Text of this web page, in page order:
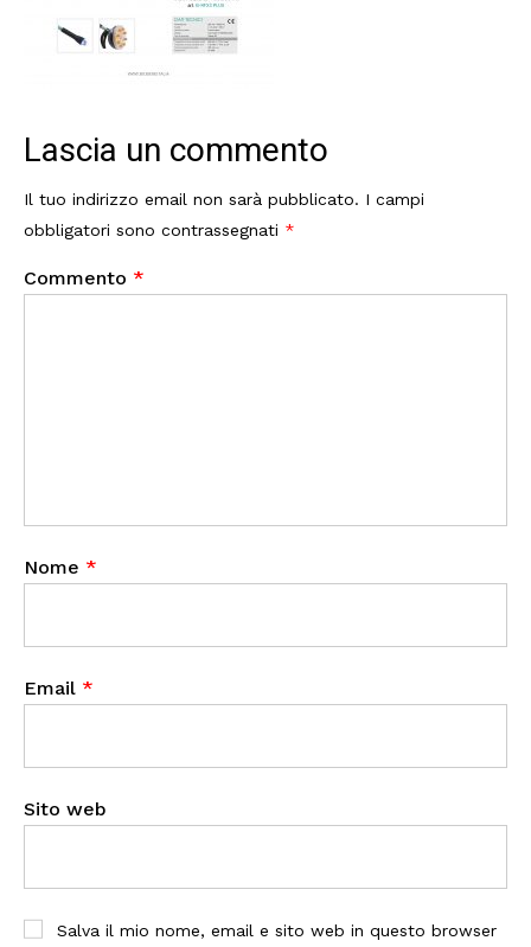
Lascia un commento
Il tuo indirizzo email non sarà pubblicato. I campi
obbligatori sono contrassegnati *
Commento *
Nome *
Email *
Sito web
Salva il mio nome, email e sito web in questo browser